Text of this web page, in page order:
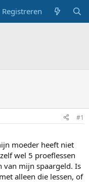
Registreren
#1
moeder heeft niet
wel 5 proeflessen
van mijn spaargeld. Is
alleen die lessen, of